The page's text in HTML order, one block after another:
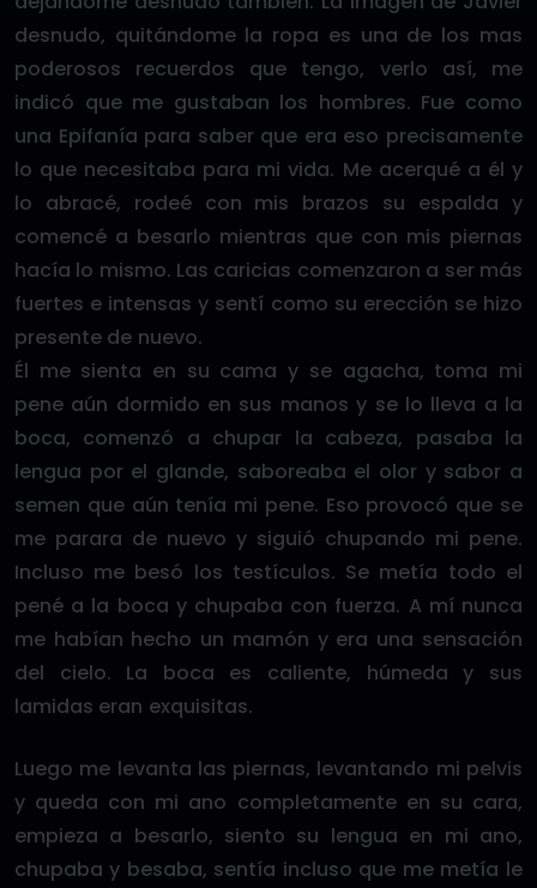
desnudo, quitándome la ropa es una de los mas
poderosos recuerdos que tengo, verlo así, me
indicó que me gustaban los hombres. Fue como
una Epifanía para saber que era eso precisamente
lo que necesitaba para mi vida. Me acerqué a él y
lo abracé, rodeé con mis brazos su espalda y
comencé a besarlo mientras que con mis piernas
hacía lo mismo. Las caricias comenzaron a ser más
fuertes e intensas y sentí como su erección se hizo
presente de nuevo.
Él me sienta en su cama y se agacha, toma mi
pene aún dormido en sus manos y se lo lleva a la
boca, comenzó a chupar la cabeza, pasaba la
lengua por el glande, saboreaba el olor y sabor a
semen que aún tenía mi pene. Eso provocó que se
me parara de nuevo y siguió chupando mi pene.
Incluso me besó los testículos. Se metía todo el
pené a la boca y chupaba con fuerza. A mí nunca
me habían hecho un mamón y era una sensación
del cielo. La boca es caliente, húmeda y sus
lamidas eran exquisitas.
Luego me levanta las piernas, levantando mi pelvis
y queda con mi ano completamente en su cara,
empieza a besarlo, siento su lengua en mi ano,
chupaba y besaba, sentía incluso que me metía le